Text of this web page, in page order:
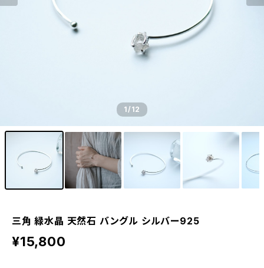
1/12
三角 緑水晶 天然石 バングル シルバー925
¥15,800